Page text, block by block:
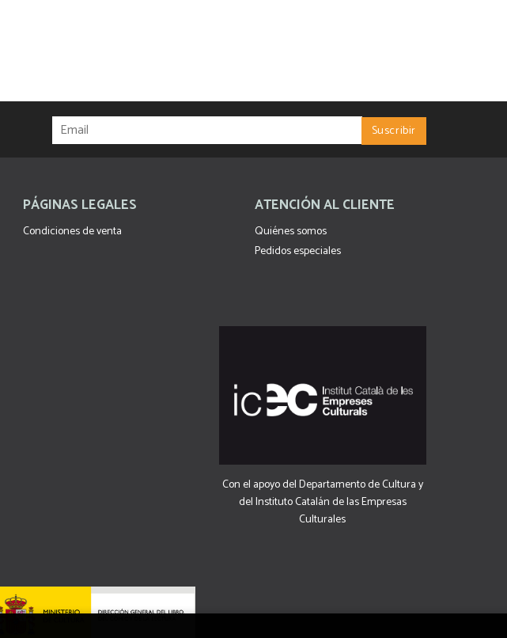
PÁGINAS LEGALES
Condiciones de venta
ATENCIÓN AL CLIENTE
Quiénes somos
Pedidos especiales
Con el apoyo del Departamento de Cultura y
del Instituto Catalán de las Empresas
Culturales